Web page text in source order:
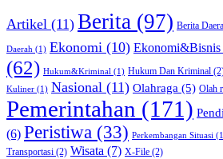
Artikel (11) Berita (97) Berita
Daerah (1) Ekonomi (10) Ekonomi&Bisnis
(62) Hukum&Kriminal (1) Hukum Dan Kriminal
Kuliner (1) Nasional (11) Olahraga (5) Olah
Pemerintahan (171)
(6) Peristiwa (33) Perkembangan Situasi
Transportasi (2) Wisata (7) X-File (2)